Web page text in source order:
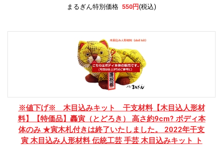
まるぎん特別価格 550円(税込)
※値下げ※ 木目込みキット 干支材料【木目込人形材
料】【特価品】轟寅（とどろき） 高さ約9cm? ボディ本
体のみ ★寅木札付きは終了いたしました。 2022年干支
寅 木目込み人形材料 伝統工芸 手芸 木目込みキット ト